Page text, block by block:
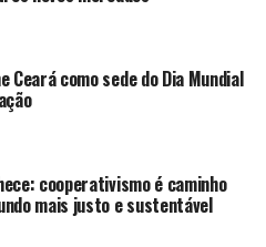
MESMO
PESSOAS RELAÇÕES SEXO
trailer do mundo
de água em Iguatu
após reparo na
Ceará como sede do Dia Mundial
cooperativismo é caminho
mais justo e sustentável